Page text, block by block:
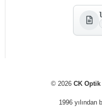
© 2026 CK Optik
1996 yılından